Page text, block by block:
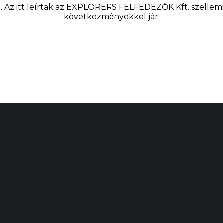
itt leírtak az EXPLORERS FELFEDEZŐK Kft.
következményekkel jár.